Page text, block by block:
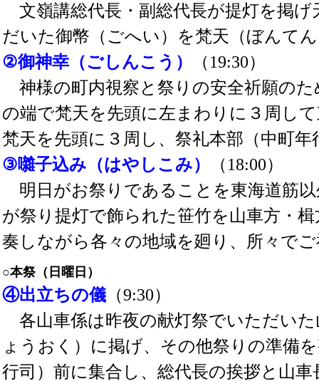
文嶺講総代長・副総代長が提灯を掲
だいた御幣（ごへい）を梵天（ぼんて
②御神幸（ごしんこう）
（19:30）
神様の町内視察と祭りの安全祈願の
の端で梵天を先頭に左まわりに３周し
梵天を先頭に３周し、祭礼本部（中町
③囃子込み（はやしこみ）
（18:00）
明日がお祭りであることを東海道筋
が祭り提灯で飾られた笹竹を山車方・
奏しながら各々の地域を廻り、所々で
○本祭（日曜日）
④出立ちの儀 （9:30）
各山車係は昨夜の献灯祭でいただい
ょうおく）に掲げ、その他祭りの準備
行司）前に集合し、総代長の挨拶と山